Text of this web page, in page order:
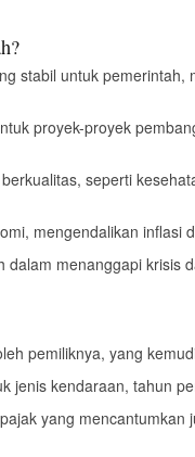
stabil untuk
proyek-proyek
seperti
mengendalikan inflasi
menanggapi krisis
pemiliknya, yang
jenis kendaraan, tahun
yang